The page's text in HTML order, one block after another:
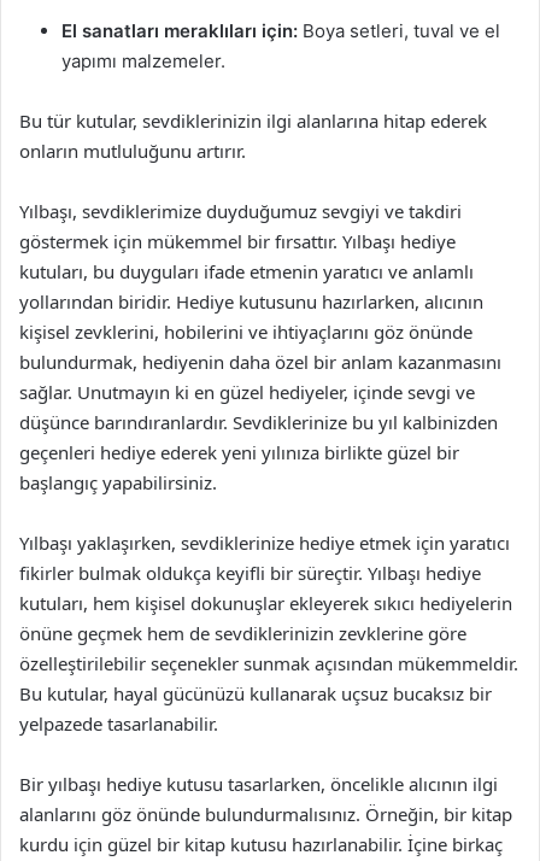
El sanatları meraklıları için: Boya setleri, tuval ve el
yapımı malzemeler.
Bu tür kutular, sevdiklerinizin ilgi alanlarına hitap ederek
onların mutluluğunu artırır.
Yılbaşı, sevdiklerimize duyduğumuz sevgiyi ve takdiri
göstermek için mükemmel bir fırsattır. Yılbaşı hediye
kutuları, bu duyguları ifade etmenin yaratıcı ve anlamlı
yollarından biridir. Hediye kutusunu hazırlarken, alıcının
kişisel zevklerini, hobilerini ve ihtiyaçlarını göz önünde
bulundurmak, hediyenin daha özel bir anlam kazanmasını
sağlar. Unutmayın ki en güzel hediyeler, içinde sevgi ve
düşünce barındıranlardır. Sevdiklerinize bu yıl kalbinizden
geçenleri hediye ederek yeni yılınıza birlikte güzel bir
başlangıç yapabilirsiniz.
Yılbaşı yaklaşırken, sevdiklerinize hediye etmek için yaratıcı
fikirler bulmak oldukça keyifli bir süreçtir. Yılbaşı hediye
kutuları, hem kişisel dokunuşlar ekleyerek sıkıcı hediyelerin
önüne geçmek hem de sevdiklerinizin zevklerine göre
özelleştirilebilir seçenekler sunmak açısından mükemmeldir.
Bu kutular, hayal gücünüzü kullanarak uçsuz bucaksız bir
yelpazede tasarlanabilir.
Bir yılbaşı hediye kutusu tasarlarken, öncelikle alıcının ilgi
alanlarını göz önünde bulundurmalısınız. Örneğin, bir kitap
kurdu için güzel bir kitap kutusu hazırlanabilir. İçine birkaç